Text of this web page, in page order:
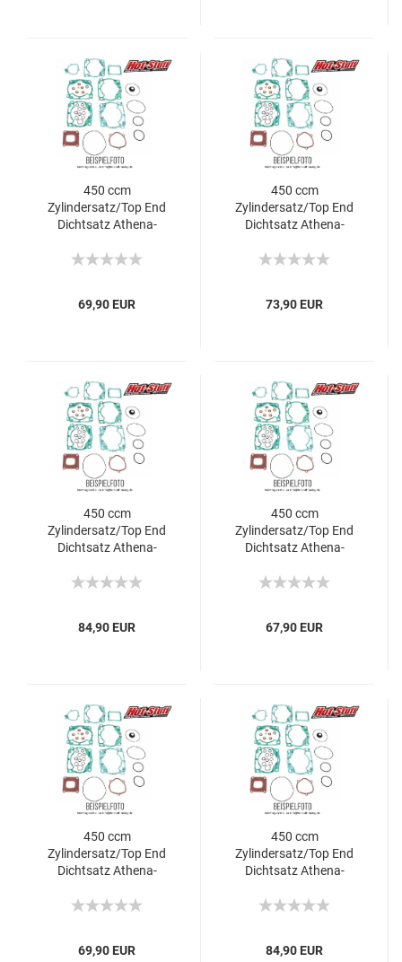
450 ccm
Zylindersatz/Top End
Dichtsatz Athena-
69,90 EUR
450 ccm
Zylindersatz/Top End
Dichtsatz Athena-
73,90 EUR
450 ccm
Zylindersatz/Top End
Dichtsatz Athena-
84,90 EUR
450 ccm
Zylindersatz/Top End
Dichtsatz Athena-
67,90 EUR
450 ccm
Zylindersatz/Top End
Dichtsatz Athena-
69,90 EUR
450 ccm
Zylindersatz/Top End
Dichtsatz Athena-
84,90 EUR